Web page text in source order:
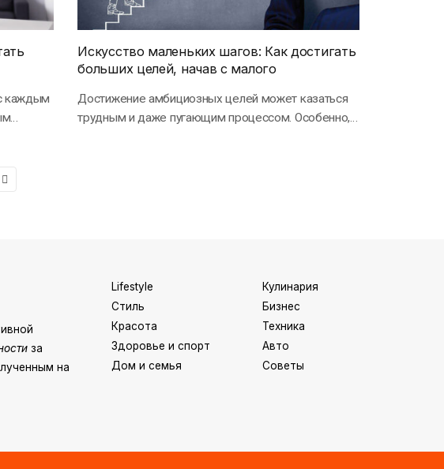
каждым
Искусство маленьких шагов: Как достигать
больших целей, начав с малого
Достижение амбициозных целей может казаться
трудным и даже пугающим процессом. Особенно,
Next
за
на
Lifestyle
Стиль
Красота
Здоровье и спорт
Дом и семья
Кулинария
Бизнес
Техника
Авто
Советы